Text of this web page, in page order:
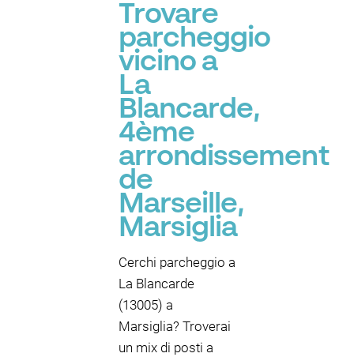
Trovare
parcheggio
vicino a
La
Blancarde,
4ème
arrondissement
de
Marseille,
Marsiglia
Cerchi parcheggio a
La Blancarde
(13005) a
Marsiglia? Troverai
un mix di posti a